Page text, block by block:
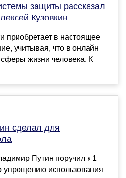
защиты рассказал
Кузовкин
приобретает в настоящее
учитывая, что в онлайн
сферы жизни человека. К
сделал для
Путин поручил к 1
упрощению использования